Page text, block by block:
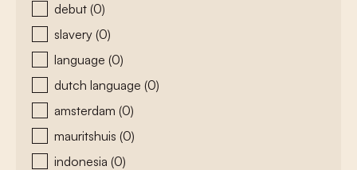
debut (0)
slavery (0)
language (0)
dutch language (0)
amsterdam (0)
mauritshuis (0)
indonesia (0)